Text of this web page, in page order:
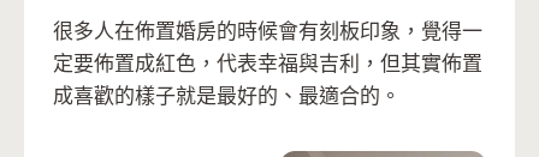
很多人在佈置婚房的時候會有刻板印象，覺得一
定要佈置成紅色，代表幸福與吉利，但其實佈置
成喜歡的樣子就是最好的、最適合的。